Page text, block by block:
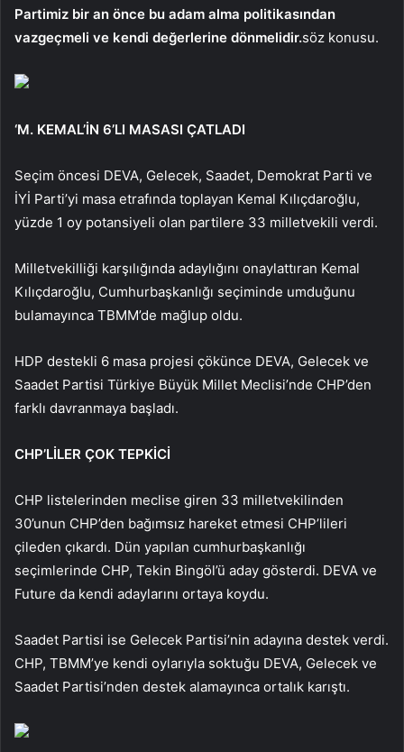
Partimiz bir an önce bu adam alma politikasından
vazgeçmeli ve kendi değerlerine dönmelidir.söz konusu.
‘M. KEMAL’İN 6’LI MASASI ÇATLADI
Seçim öncesi DEVA, Gelecek, Saadet, Demokrat Parti ve
İYİ Parti’yi masa etrafında toplayan Kemal Kılıçdaroğlu,
yüzde 1 oy potansiyeli olan partilere 33 milletvekili verdi.
Milletvekilliği karşılığında adaylığını onaylattıran Kemal
Kılıçdaroğlu, Cumhurbaşkanlığı seçiminde umduğunu
bulamayınca TBMM’de mağlup oldu.
HDP destekli 6 masa projesi çökünce DEVA, Gelecek ve
Saadet Partisi Türkiye Büyük Millet Meclisi’nde CHP’den
farklı davranmaya başladı.
CHP’LİLER ÇOK TEPKİCİ
CHP listelerinden meclise giren 33 milletvekilinden
30’unun CHP’den bağımsız hareket etmesi CHP’lileri
çileden çıkardı. Dün yapılan cumhurbaşkanlığı
seçimlerinde CHP, Tekin Bingöl’ü aday gösterdi. DEVA ve
Future da kendi adaylarını ortaya koydu.
Saadet Partisi ise Gelecek Partisi’nin adayına destek verdi.
CHP, TBMM’ye kendi oylarıyla soktuğu DEVA, Gelecek ve
Saadet Partisi’nden destek alamayınca ortalık karıştı.